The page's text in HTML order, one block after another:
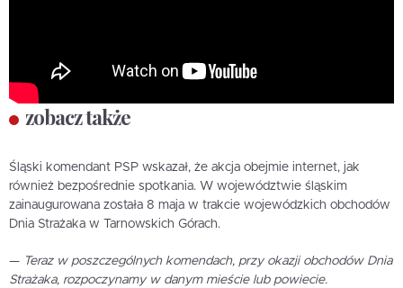
zobacz także
Śląski komendant PSP wskazał, że akcja obejmie internet, jak
również bezpośrednie spotkania. W województwie śląskim
zainaugurowana została 8 maja w trakcie wojewódzkich obchodów
Dnia Strażaka w Tarnowskich Górach.
— Teraz w poszczególnych komendach, przy okazji obchodów Dnia
Strażaka, rozpoczynamy w danym mieście lub powiecie.